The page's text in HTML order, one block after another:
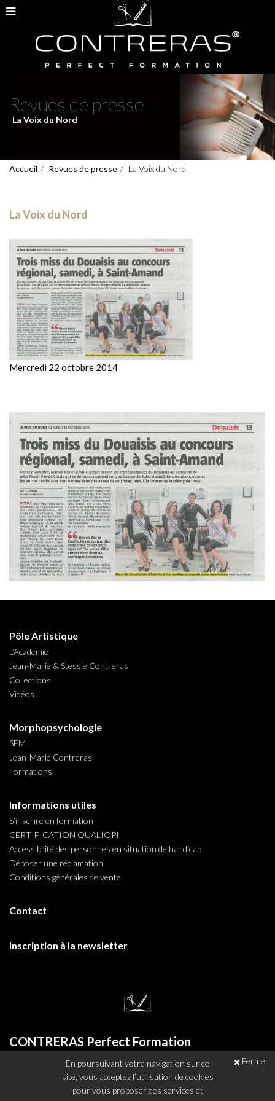
Revues de presse
La Voix du Nord
Accueil Revues de presse La Voix du Nord
La Voix du Nord
Mercredi 22 octobre 2014
Pôle Artistique
L’Academie
Jean-Marie & Stessie Contreras
Collections
Vidéos
Morphopsychologie
SFM
Jean-Marie Contreras
Formations
Informations utiles
S’inscrire en formation
CERTIFICATION QUALIOPI
Accessibilité des personnes en situation de handicap
Déposer une réclamation
Conditions générales de vente
Contact
Inscription à la newsletter
CONTRERAS Perfect Formation
11 Place Guy Mollet - 62000 Arras / France
Tél. : +33 (0) 374 041 205
E-mail : info[at]contreras-perfect-formation.fr
En poursuivant votre navigation sur ce
site, vous acceptez l’utilisation de cookies
pour vous proposer des services et
Fermer